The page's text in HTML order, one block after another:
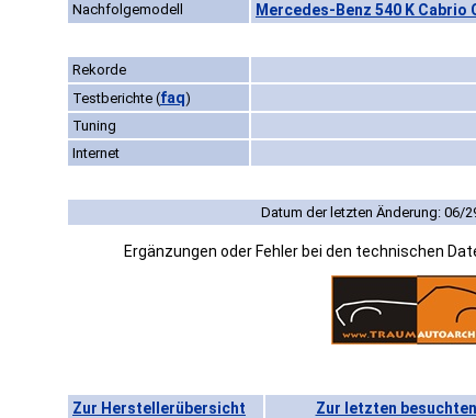
Nachfolgemodell Mercedes-Benz 540 K Cabrio
Rekorde
Testberichte (faq)
Tuning
Internet
Datum der letzten Änderung: 06/
Ergänzungen oder Fehler bei den technischen
Zur Herstellerübersicht Zur letzten